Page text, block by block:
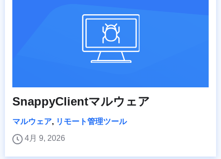
SnappyClientマルウェア
マルウェア, リモート管理ツール
4月 9, 2026